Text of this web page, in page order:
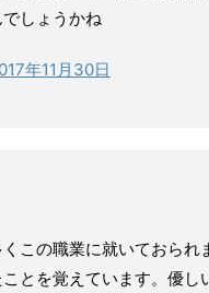
しょうかね
年11月30日
この職業に就いておら
とを覚えています。優